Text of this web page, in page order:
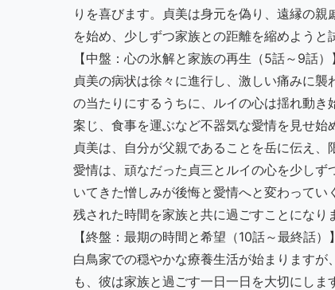
りを喜びます。貞美は身元を偽り、遠縁の
を始め、少しずつ家族との距離を縮めようと
【中盤：心の氷解と家族の再生（5話～9話）】
貞美の病状は徐々に進行し、激しい痛みに
の当たりにするうちに、ルイの心は揺れ動
案じ、食事を運ぶなど不器気な愛情を見せ始
貞美は、自分が父親であることを岳に伝え
愛情は、頑なだった貞三とルイの心を少し
いてきた憎しみが後悔と愛情へと変わって
残された時間を家族と共に過ごすことになり
【終盤：最期の時間と希望（10話～最終話）】
白鳥家での穏やかな療養生活が始まります
も、彼は家族と過ごす一日一日を大切にし